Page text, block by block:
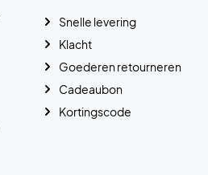
Snelle levering
Klacht
Goederen retourneren
Cadeaubon
Kortingscode